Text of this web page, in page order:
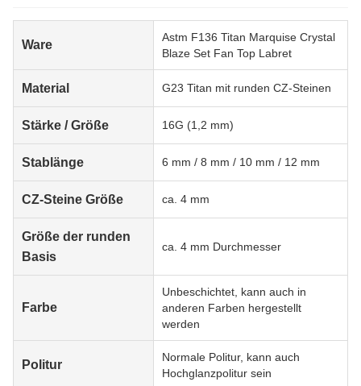
Ware
Astm F136 Titan Marquise Crystal
Blaze Set Fan Top Labret
Material G23 Titan mit runden CZ-Steinen
Stärke / Größe 16G (1,2 mm)
Stablänge 6 mm / 8 mm / 10 mm / 12 mm
CZ-Steine Größe ca. 4 mm
Größe der runden
Basis
ca. 4 mm Durchmesser
Farbe
Unbeschichtet, kann auch in
anderen Farben hergestellt
werden
Politur
Normale Politur, kann auch
Hochglanzpolitur sein